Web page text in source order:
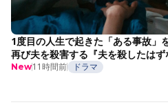
1度目の人生で起きた「ある事故」
再び夫を殺害する『夫を殺したは
New11時間前 ドラマ